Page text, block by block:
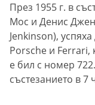
През 1955 г. в
Мос и Денис
Jenkinson),
Porsche и Ferrari,
е бил с номер
състезанието в 7